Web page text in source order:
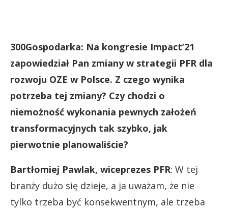
300Gospodarka: Na kongresie Impact’21
zapowiedział Pan zmiany w strategii PFR dla
rozwoju OZE w Polsce. Z czego wynika
potrzeba tej zmiany? Czy chodzi o
niemożność wykonania pewnych założeń
transformacyjnych tak szybko, jak
pierwotnie planowaliście?
Bartłomiej Pawlak, wiceprezes PFR: W tej
branży dużo się dzieje, a ja uważam, że nie
tylko trzeba być konsekwentnym, ale trzeba